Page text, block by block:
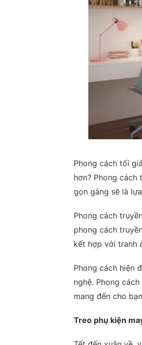
Phong cách tối
hơn? Phong
gọn gàng sẽ là
Phong cách
phong cách
kết hợp với tranh
Phong cách hiện
nghệ. Phong
mang đến cho
Treo phụ kiện